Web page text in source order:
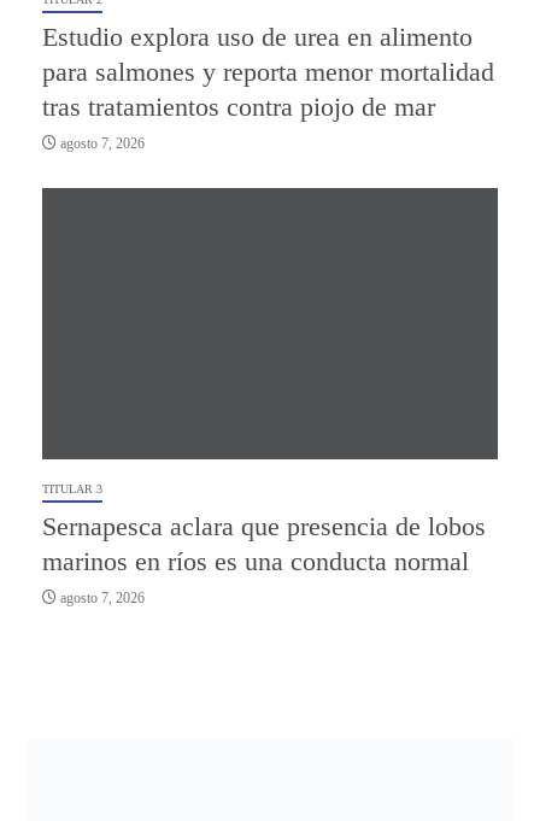
Estudio explora uso de urea en alimento
para salmones y reporta menor mortalidad
tras tratamientos contra piojo de mar
agosto 7, 2026
TITULAR 3
Sernapesca aclara que presencia de lobos
marinos en ríos es una conducta normal
agosto 7, 2026